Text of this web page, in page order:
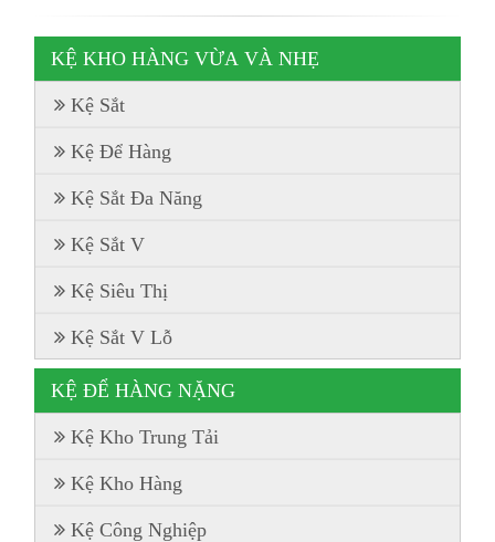
KỆ KHO HÀNG VỪA VÀ NHẸ
Kệ Sắt
Kệ Để Hàng
Kệ Sắt Đa Năng
Kệ Sắt V
Kệ Siêu Thị
Kệ Sắt V Lỗ
KỆ ĐỂ HÀNG NẶNG
Kệ Kho Trung Tải
Kệ Kho Hàng
Kệ Công Nghiệp